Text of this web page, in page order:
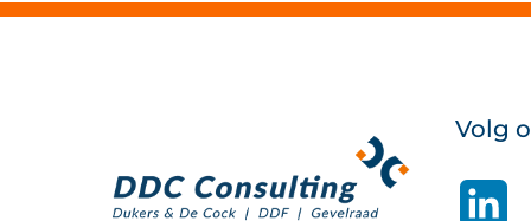
Volg